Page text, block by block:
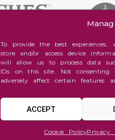
To provide the best experiences,
store and/or access device
will allow us to process data
IDs on this site. Not consenting
adversely affect certain features
ACCEPT
Cookie PolicyPrivacy